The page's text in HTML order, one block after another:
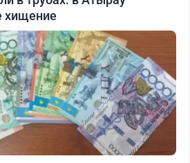
хищение